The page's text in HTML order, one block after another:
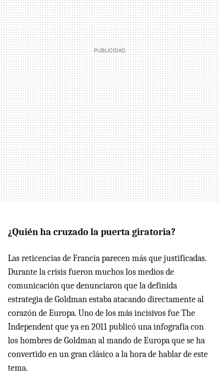
¿Quién ha cruzado la puerta giratoria?
Las reticencias de Francia parecen más que justificadas.
Durante la crisis fueron muchos los medios de
comunicación que denunciaron que la definida
estrategia de Goldman estaba atacando directamente al
corazón de Europa. Uno de los más incisivos fue The
Independent que ya en 2011 publicó una infografía con
los hombres de Goldman al mando de Europa que se ha
convertido en un gran clásico a la hora de hablar de este
tema.